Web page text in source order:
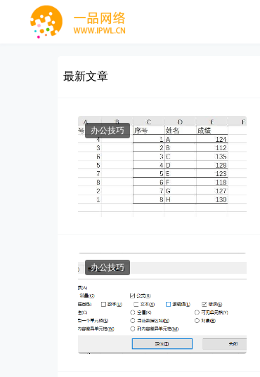
最新文章
办公技巧
办公技巧